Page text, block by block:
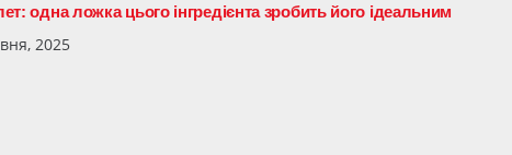
одна ложка цього інгредієнта зробить його ідеальним
2025